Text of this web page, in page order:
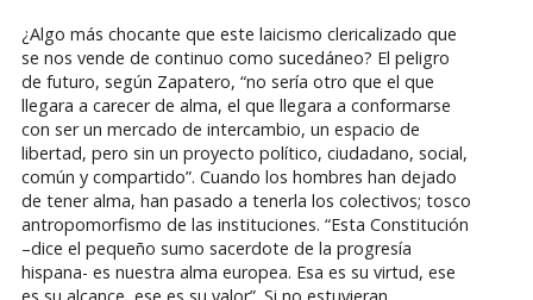
¿Algo más chocante que este laicismo clericalizado que
se nos vende de continuo como sucedáneo? El peligro
de futuro, según Zapatero, “no sería otro que el que
llegara a carecer de alma, el que llegara a conformarse
con ser un mercado de intercambio, un espacio de
libertad, pero sin un proyecto político, ciudadano, social,
común y compartido”. Cuando los hombres han dejado
de tener alma, han pasado a tenerla los colectivos; tosco
antropomorfismo de las instituciones. “Esta Constitución
–dice el pequeño sumo sacerdote de la progresía
hispana- es nuestra alma europea. Esa es su virtud, ese